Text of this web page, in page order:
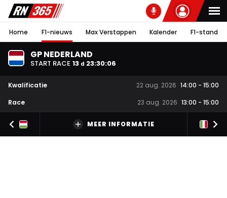
Home F1-nieuws Max Verstappen Kalender F1-stand
GP NEDERLAND
START RACE 13 d 23:30:05
Kwalificatie 22 aug. 2026 14:00 - 15:00
Race
23 aug. 2026 13:00 - 15:00
MEER INFORMATIE